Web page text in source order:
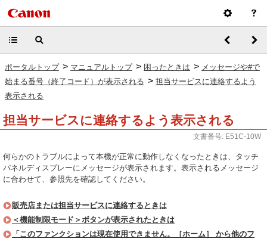
ポータルトップ > マニュアルトップ > 困ったときは > メッセージや#で
始まる番号（終了コード）が表示される > 担当サービスに連絡するよう
表示される
担当サービスに連絡するよう表示される
文書番号: E51C-10W
何らかのトラブルによって本機が正常に動作しなくなったときは、タッチ
パネルディスプレーにメッセージが表示されます。表示されるメッセージ
に合わせて、参照先を確認してください。
販売店または担当サービスに連絡するときは
＜機能制限モード＞ボタンが表示されたときは
「このファンクションは現在使用できません。［ホーム］ から他のフ